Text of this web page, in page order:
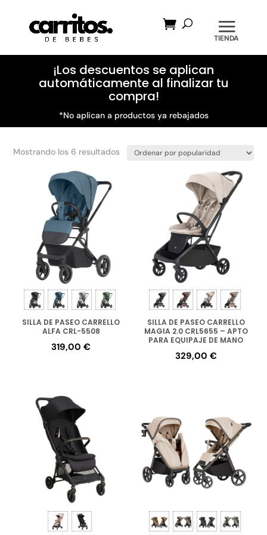
productos
¡Los descuentos se aplican
automáticamente al finalizar tu
compra!
*No aplican a productos ya rebajados
Mostrando los 6 resultadosOrdenado
SILLA DE PASEO CARRELLO
ALFA CRL-5508
319,00€
SILLA DE PASEO CARRELLO
MAGIA 2.0 CRL5655 – APTO
PARA EQUIPAJE DE MANO
329,00 €